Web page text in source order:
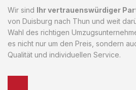
Wir sind Ihr vertrauenswürdiger
von Duisburg nach Thun und weit
Wahl des richtigen
es nicht nur um den Preis, sondern
Qualität und individuellen Service.